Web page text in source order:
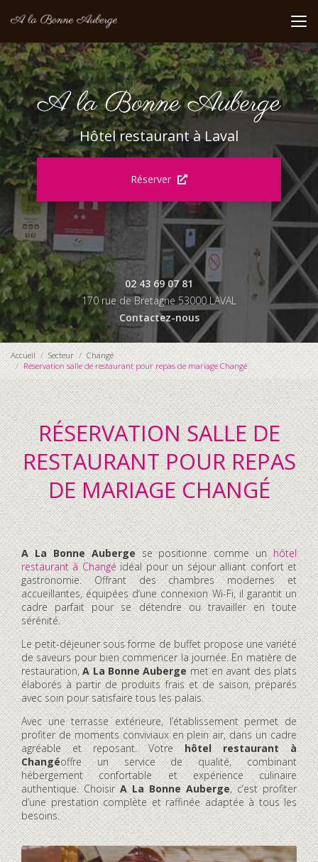
au
principal
Hôtel restaurant à Laval
Réserver
02 43 69 07 81
170 rue de Bretagne 53000 LAVAL
Contactez-nous
Accueil Secteur
Changé
Réservation salle de restaurant pour repas de mariage Changé
RÉSERVATION SALLE DE
RESTAURANT POUR REPAS
DE MARIAGE CHANGÉ
A La Bonne Aubergese positionne comme unhôtel
restaurant à Changéidéal pour un séjour alliant confort et
gastronomie. Offrant des chambres modernes et
accueillantes, équipées d’une connexion Wi-Fi, il garantit un
cadre parfait pour se détendre ou travailler en toute
sérénité.
Le petit-déjeuner sous forme de buffet propose une variété
de saveurs pour bien commencer la journée. En matière de
restauration,A La Bonne Aubergemet en avant des plats
élaborés à partir de produits frais et de saison, préparés
avec soin pour satisfaire tous les palais.
Avec une terrasse extérieure, l’établissement permet de
profiter de moments conviviaux en plein air, dans un cadre
agréable et reposant. Votrehôtel restaurant à
Changéoffre un service de qualité, combinant
hébergement confortable et expérience culinaire
authentique. ChoisirA La Bonne Auberge, c’est profiter
d’une prestation complète et raffinée adaptée à tous les
besoins.